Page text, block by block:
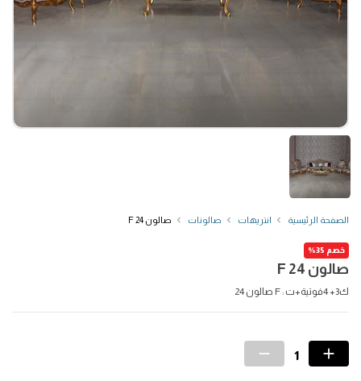
الصفحة الرئيسية انتريهات صالونات صالون F 24
صالون F 24
خصم 35%
ك3+ 4فوتية+ت : F صالون 24